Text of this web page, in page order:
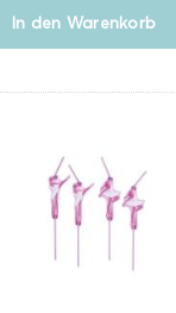
In den Warenkorb